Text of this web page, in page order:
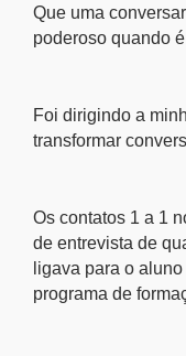
Que uma
poderoso quando
Foi dirigindo a
transformar
Os contatos 1 a 1
de entrevista de
ligava para o
programa de